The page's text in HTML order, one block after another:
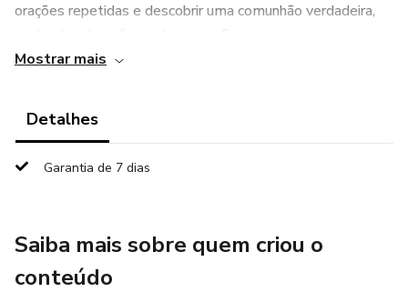
orações repetidas e descobrir uma comunhão verdadeira,
usado pelo Senhor, com uma caminhada marcada por
de seu ministério, ele tem ajudado milhares de pessoas a
Neste livro, você vai aprender:
✨ O que a Bíblia realmente ensina sobre a oração
Mostrar mais
Detalhes
Garantia de 7 dias
Saiba mais sobre quem criou o
conteúdo